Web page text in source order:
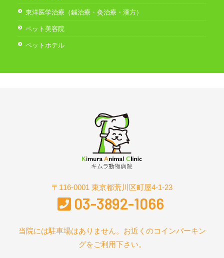
東洋医学治療（鍼治療・灸治療・漢方）
ペット美容院
ペットホテル
〒116-0001 東京都荒川区町屋4-1-23
03-3892-1066
当院には駐車場はありません。お近くのコインパーキン
グをご利用下さい。